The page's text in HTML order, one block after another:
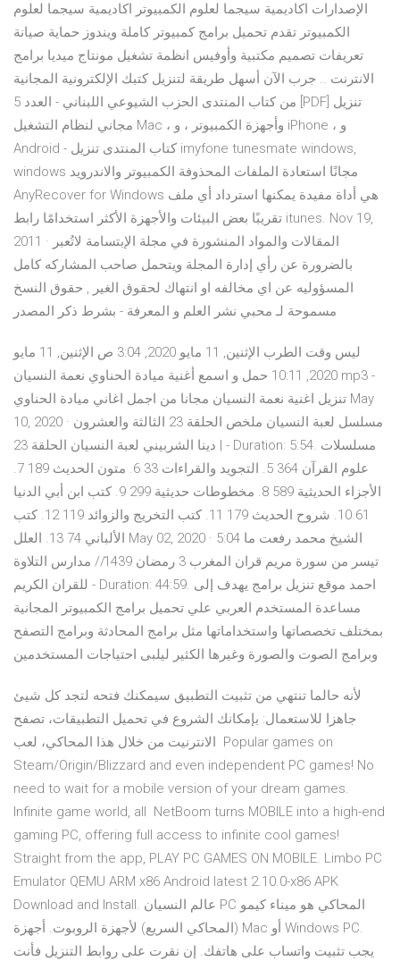
الإصدارات اكاديمية سيجما لعلوم الكمبيوتر اكاديمية سيجما لعلوم
الكمبيوتر تقدم تحميل برامج كمبيوتر كاملة ويندوز حماية صيانة
تعريفات تصميم مكتبية وأوفيس انظمة تشغيل مونتاج ميديا برامج
الانترنت .. جرب الآن أسهل طريقة لتنزيل كتبك الإلكترونية المجانية
من كتاب المنتدى الحزب الشيوعي اللبناني - العدد 5 [PDF] تنزيل
مجاني لنظام التشغيل Mac ، وأجهزة الكمبيوتر ، و iPhone ، و
Android - كتاب المنتدى تنزيل imyfone tunesmate windows,
windows مجانًا استعادة الملفات المحذوفة الكمبيوتر والاندرويد
AnyRecover for Windows هي أداة مفيدة يمكنها استرداد أي ملف
تقريبًا بعض البيئات والأجهزة الأكثر استخدامًا رابط itunes. Nov 19,
2011 · المقالات والمواد المنشورة في مجلة الإبتسامة لاتُعبر
بالضرورة عن رأي إدارة المجلة ويتحمل صاحب المشاركه كامل
المسؤوليه عن اي مخالفه او انتهاك لحقوق الغير , حقوق النسخ
مسموحة لـ محبي نشر العلم و المعرفة - بشرط ذكر المصدر
ليس وقت الطرب الإثنين, 11 مايو 2020, 3:04 ص الإثنين, 11 مايو
2020, 10:11 حمل و اسمع أغنية ميادة الحناوي نعمة النسيان mp3 -
تنزيل اغنية نعمة النسيان مجانا من اجمل اغاني ميادة الحناوي May
10, 2020 · مسلسل لعبة النسيان ملخص الحلقة 23 الثالثة والعشرون
| دينا الشربيني لعبة النسيان الحلقة 23 - Duration: 5:54. مسلسلات
علوم القرآن 364 5. التجويد والقراءات 33 6. متون الحديث 189 7.
الأجزاء الحديثية 589 8. مخطوطات حديثية 299 9. كتب ابن أبي الدنيا
61 10. شروح الحديث 179 11. كتب التخريج والزوائد 119 12. كتب
الألباني 74 13. العلل May 02, 2020 · 5:04 الشيخ محمد رفعت ما
تيسر من سورة مريم قران المغرب 3 رمضان 1439// مدارس التلاوة
للقران الكريم - Duration: 44:59. احمد موقع تنزيل برامج يهدف إلى
مساعدة المستخدم العربي علي تحميل برامج الكمبيوتر المجانية
بمختلف تخصصاتها واستخداماتها مثل برامج المحادثة وبرامج التصفح
وبرامج الصوت والصورة وغيرها الكثير ليلبى احتياجات المستخدمين
لأنه حالما تنتهي من تثبيت التطبيق سيمكنك فتحه لتجد كل شيئ
جاهزا للاستعمال: بإمكانك الشروع في تحميل التطبيقات، تصفح
الانترنيت من خلال هذا المحاكي، لعب Popular games on
Steam/Origin/Blizzard and even independent PC games! No
need to wait for a mobile version of your dream games.
Infinite game world, all NetBoom turns MOBILE into a high-end
gaming PC, offering full access to infinite cool games!
Straight from the app, PLAY PC GAMES ON MOBILE. Limbo PC
Emulator QEMU ARM x86 Android latest 2.10.0-x86 APK
Download and Install. عالم النسيان PC المحاكي هو ميناء كيمو
(المحاكي السريع) لأجهزة الروبوت. أجهزة Mac أو Windows PC.
يجب تثبيت واتساب على هاتفك. إن نقرت على روابط التنزيل فأنت